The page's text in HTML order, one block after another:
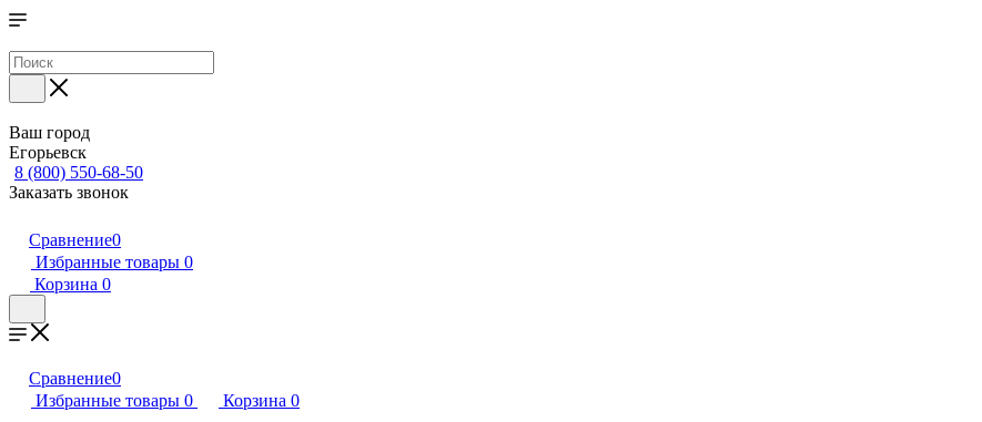
Ваш город
Егорьевск
8 (800) 550-68-50
Заказать звонок
Сравнение0
Избранные товары 0
Корзина 0
Сравнение0
Избранные товары 0 Корзина 0